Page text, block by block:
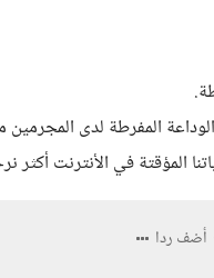
المفرطة لدى المجرمين
المؤقتة في الأنترنت
أضف ردا